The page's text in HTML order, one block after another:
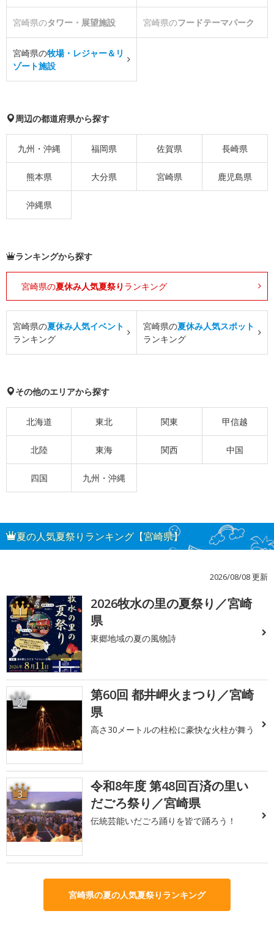
宮崎県のタワー・展望施設 宮崎県のフードテーマパーク
宮崎県の牧場・レジャー＆リ
ゾート施設
周辺の都道府県から探す
九州・沖縄 福岡県 佐賀県 長崎県
熊本県 大分県 宮崎県 鹿児島県
沖縄県
ランキングから探す
宮崎県の夏休み人気夏祭り ランキング
宮崎県の夏休み人気イベント
ランキング
宮崎県の夏休み人気スポット
ランキング
その他のエリアから探す
北海道 東北 関東 甲信越
北陸 東海 関西 中国
四国 九州・沖縄
夏の人気夏祭りランキング【宮崎県】
2026/08/08 更新
1
2026牧水の里の夏祭り／宮崎
県
東郷地域の夏の風物詩
2
第60回 都井岬火まつり／宮崎
県
高さ30メートルの柱松に豪快な火柱が舞う
3
令和8年度 第48回百済の里い
だごろ祭り／宮崎県
伝統芸能いだごろ踊りを皆で踊ろう！
宮崎県の夏の人気夏祭りランキング